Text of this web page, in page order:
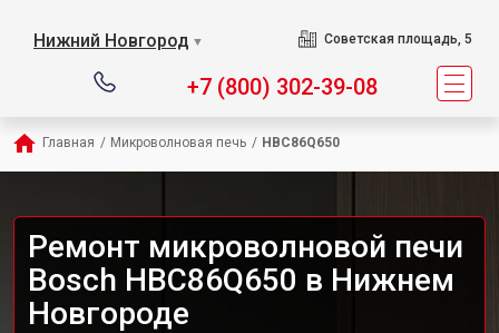
Нижний Новгород ▼ Советская площадь, 5
+7 (800) 302-39-08
Главная / Микроволновая печь / HBC86Q650
Ремонт микроволновой печи
Bosch HBC86Q650 в Нижнем
Новгороде